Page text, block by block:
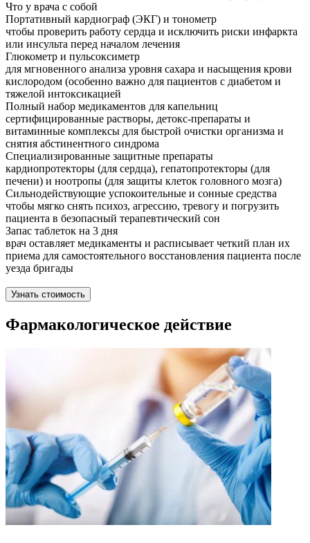
Что у врача с собой
Портативный кардиограф (ЭКГ) и тонометр
чтобы проверить работу сердца и исключить риски инфаркта
или инсульта перед началом лечения
Глюкометр и пульсоксиметр
для мгновенного анализа уровня сахара и насыщения крови
кислородом (особенно важно для пациентов с диабетом и
тяжелой интоксикацией
Полный набор медикаментов для капельниц
сертифицированные растворы, детокс-препараты и
витаминные комплексы для быстрой очистки организма и
снятия абстинентного синдрома
Специализированные защитные препараты
кардиопротекторы (для сердца), гепатопротекторы (для
печени) и ноотропы (для защиты клеток головного мозга)
Сильнодействующие успокоительные и сонные средства
чтобы мягко снять психоз, агрессию, тревогу и погрузить
пациента в безопасный терапевтический сон
Запас таблеток на 3 дня
врач оставляет медикаменты и расписывает четкий план их
приема для самостоятельного восстановления пациента после
уезда бригады
Узнать стоимость
Фармакологическое действие